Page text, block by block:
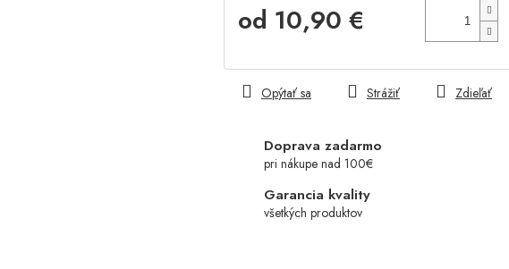
od 10,90 €
cena:
Doprava zadarmo
pri nákupe nad 100€
Garancia kvality
všetkých produktov
Opýtať sa Strážiť Zdieľať